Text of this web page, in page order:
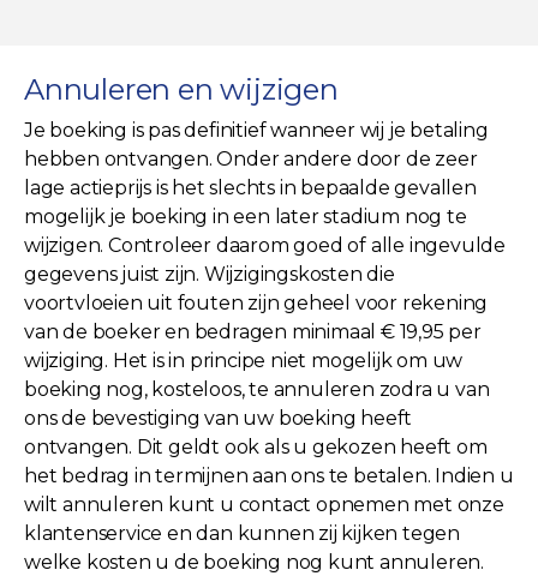
Annuleren en wijzigen
Je boeking is pas definitief wanneer wij je betaling
hebben ontvangen. Onder andere door de zeer
lage actieprijs is het slechts in bepaalde gevallen
mogelijk je boeking in een later stadium nog te
wijzigen. Controleer daarom goed of alle ingevulde
gegevens juist zijn. Wijzigingskosten die
voortvloeien uit fouten zijn geheel voor rekening
van de boeker en bedragen minimaal € 19,95 per
wijziging. Het is in principe niet mogelijk om uw
boeking nog, kosteloos, te annuleren zodra u van
ons de bevestiging van uw boeking heeft
ontvangen. Dit geldt ook als u gekozen heeft om
het bedrag in termijnen aan ons te betalen. Indien u
wilt annuleren kunt u contact opnemen met onze
klantenservice en dan kunnen zij kijken tegen
welke kosten u de boeking nog kunt annuleren.